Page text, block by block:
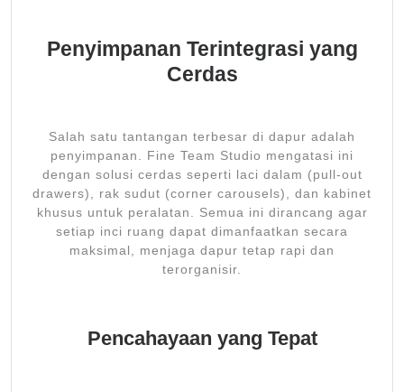
Penyimpanan Terintegrasi yang
Cerdas
Salah satu tantangan terbesar di dapur adalah
penyimpanan. Fine Team Studio mengatasi ini
dengan solusi cerdas seperti laci dalam (pull-out
drawers), rak sudut (corner carousels), dan kabinet
khusus untuk peralatan. Semua ini dirancang agar
setiap inci ruang dapat dimanfaatkan secara
maksimal, menjaga dapur tetap rapi dan
terorganisir.
Pencahayaan yang Tepat